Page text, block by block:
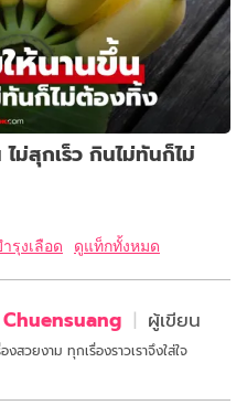
ม่สุกเร็ว กินไม่ทันก็ไม่
รุงเลือด ดูแท็กทั้งหมด
ผู้เขียน
งสวยงาม ทุกเรื่องราวเราจึงใส่ใจ